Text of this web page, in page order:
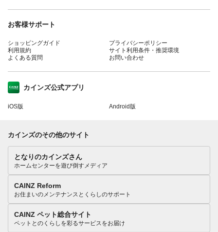
お客様サポート
ショッピングガイド
利用規約
よくある質問
プライバシーポリシー
サイト利用条件・推奨環境
お問い合わせ
カインズ公式アプリ
iOS版 Android版
カインズのその他のサイト
となりのカインズさん
ホームセンターを遊び倒すメディア
CAINZ Reform
お住まいのメンテナンスとくらしのサポート
CAINZ ペット総合サイト
ペットとのくらしを彩るサービスをお届け